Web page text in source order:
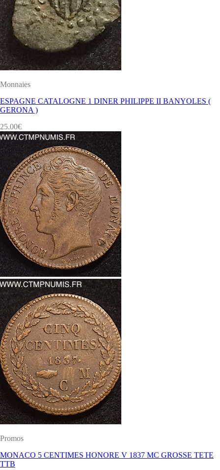
Monnaies
ESPAGNE CATALOGNE 1 DINER PHILIPPE II BANYOLES (
GERONA )
25.00€
Promos
MONACO 5 CENTIMES HONORE V 1837 MC GROSSE TETE
TTB